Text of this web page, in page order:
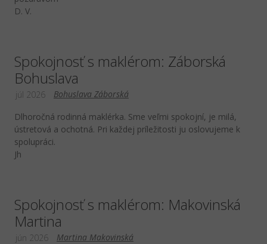
D. V.
Spokojnosť s maklérom: Záborská
Bohuslava
Bohuslava Záborská
júl 2026
Dlhoročná rodinná maklérka. Sme veľmi spokojní, je milá,
ústretová a ochotná. Pri každej príležitosti ju oslovujeme k
spolupráci.
Jh
Spokojnosť s maklérom: Makovinská
Martina
Martina Makovinská
jún 2026